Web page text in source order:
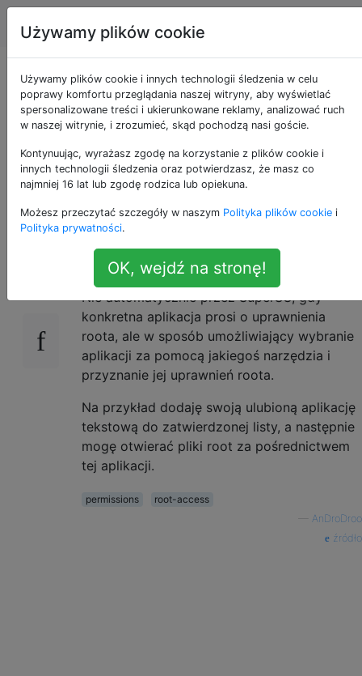
Android Tagi
Jak samodzielnie
dodać uprawnienia
roota do niektórych
aplikacji?
Czy jest jakiś sposób, w jaki celowo
udzielam uprawnień roota jakiejś aplikacji?
Nie automatycznie przez SuperSU, gdy
konkretna aplikacja prosi o uprawnienia
roota, ale w sposób umożliwiający wybranie
aplikacji za pomocą jakiegoś narzędzia i
przyznanie jej uprawnień roota.
Na przykład dodaję swoją ulubioną aplikację
tekstową do zatwierdzonej listy, a następnie
mogę otwierać pliki root za pośrednictwem
tej aplikacji.
permissions
root-access
AnDroDroo
źródło
Używamy plików cookie
Używamy plików cookie i innych technologii śledzenia w celu
poprawy komfortu przeglądania naszej witryny, aby wyświetlać
spersonalizowane treści i ukierunkowane reklamy, analizować ruch
w naszej witrynie, i zrozumieć, skąd pochodzą nasi goście.
Kontynuując, wyrażasz zgodę na korzystanie z plików cookie i
innych technologii śledzenia oraz potwierdzasz, że masz co
najmniej 16 lat lub zgodę rodzica lub opiekuna.
Możesz przeczytać szczegóły w naszym Polityka plików cookie i
Polityka prywatności.
OK, wejdź na stronę!